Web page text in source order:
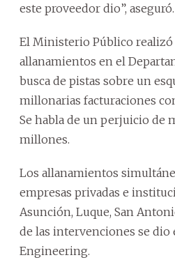
este proveedor dio”, aseguró.
El Ministerio Público realizó
allanamientos en el
busca de pistas sobre un
millonarias facturaciones
Se habla de un perjuicio de
millones.
Los allanamientos
empresas privadas e
Asunción, Luque, San
de las intervenciones se dio
Engineering.